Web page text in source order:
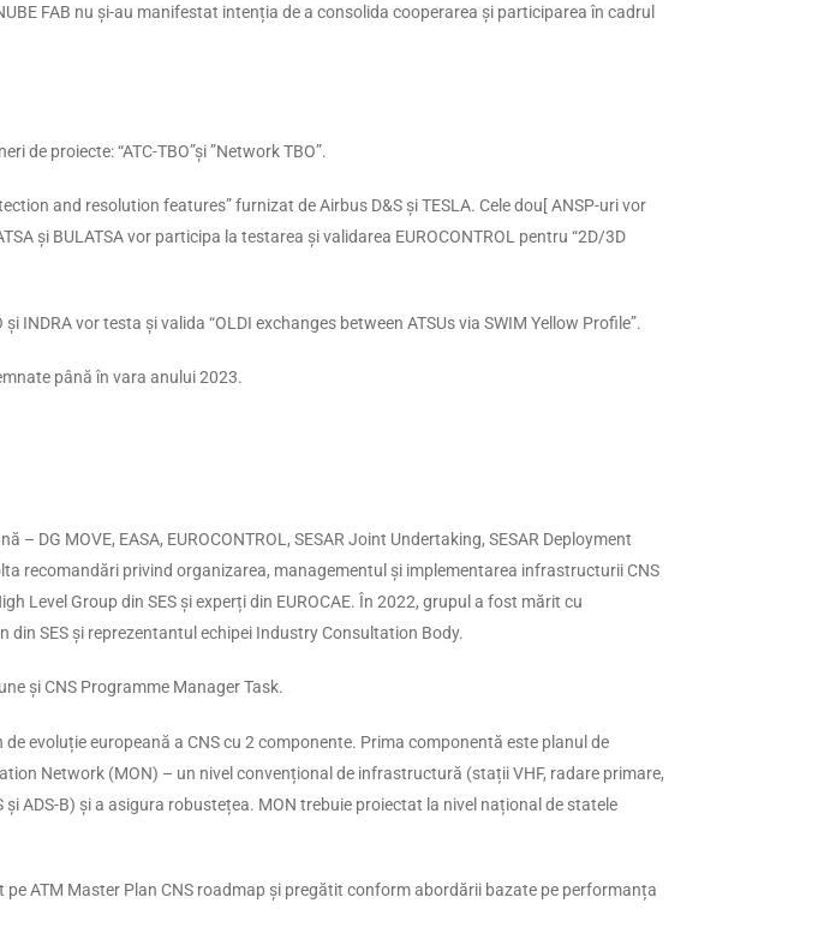
FAB nu și-au manifestat intenția de a consolida cooperarea și participarea în cadrul
de proiecte: “ATC-TBO”și ”Network TBO”.
and resolution features” furnizat de Airbus D&S și TESLA. Cele dou[ ANSP-uri vor
și BULATSA vor participa la testarea și validarea EUROCONTROL pentru “2D/3D
INDRA vor testa și valida “OLDI exchanges between ATSUs via SWIM Yellow Profile”.
până în vara anului 2023.
DG MOVE, EASA, EUROCONTROL, SESAR Joint Undertaking, SESAR Deployment
recomandări privind organizarea, managementul și implementarea infrastructurii CNS
Level Group din SES și experți din EUROCAE. În 2022, grupul a fost mărit cu
din SES și reprezentantul echipei Industry Consultation Body.
și CNS Programme Manager Task.
evoluție europeană a CNS cu 2 componente. Prima componentă este planul de
Network (MON) – un nivel convențional de infrastructură (stații VHF, radare primare,
ADS-B) și a asigura robustețea. MON trebuie proiectat la nivel național de statele
ATM Master Plan CNS roadmap și pregătit conform abordării bazate pe performanța